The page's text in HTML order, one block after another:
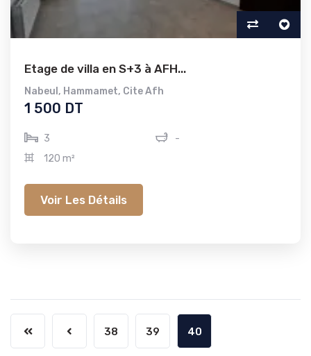
Etage de villa en S+3 à AFH...
Nabeul , Hammamet, Cite Afh
1 500 DT
3
-
120 m²
Voir Les Détails
38 39 40